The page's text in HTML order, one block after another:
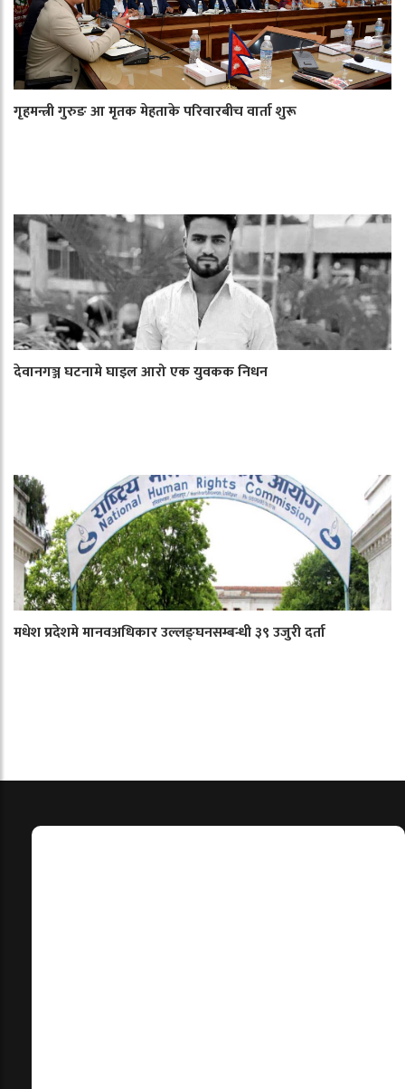
गृहमन्त्री गुरुङ आ मृतक मेहताके परिवारबीच वार्ता शुरू
देवानगञ्ज घटनामे घाइल आरो एक युवकक निधन
मधेश प्रदेशमे मानवअधिकार उल्लङ्घनसम्बन्धी ३९ उजुरी दर्ता